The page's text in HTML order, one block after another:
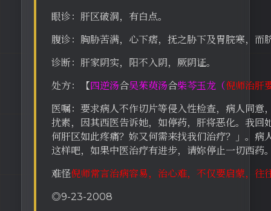
眼诊：肝区破洞，有白点。
腹诊：胸胁苦满，心下痞，抚之胁下及胃脘寒，而
诊断：肝家阴实，阳不入阴，厥阴证。
处方：【四逆汤合吴茱萸汤合柴芩玉龙（倪师治肝
医嘱：要求病人不作切片等侵入性检查，病人同意
扰素，因其西医告诉她，如停药，肝将恶化。我回
何肝区如此疼痛？妳又何需来找我们治疗？」。病
这样吧，如果中医治疗有进步，请妳停止一切西药
难怪倪师常言治病容易，治心难，不仅要启蒙，往
◎9-23-2008